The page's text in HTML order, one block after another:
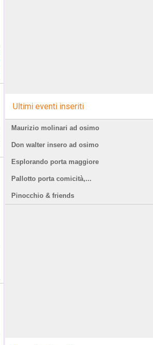
Ultimi eventi inseriti
Maurizio molinari ad osimo
Don walter insero ad osimo
Esplorando porta maggiore
Pallotto porta comicità,...
Pinocchio & friends